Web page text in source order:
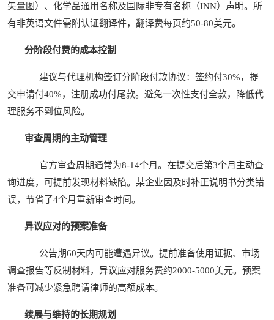
矢量图）、化学品通用名称及国际非专有名称（INN）声明。所
有非英语文件需附认证翻译件，翻译费每页约50-80美元。
分阶段付费的成本控制
建议与代理机构签订分阶段付款协议：签约付30%，提
交申请付40%，注册成功付尾款。避免一次性支付全款，降低代
理服务不到位风险。
审查周期的主动管理
官方审查周期通常为8-14个月。在提交后第3个月主动查
询进度，可提前发现材料缺陷。某企业因及时补正说明书分类错
误，节省了4个月重新审查时间。
异议应对的预案准备
公告期60天内可能遭遇异议。提前准备使用证据、市场
调查报告等反制材料，异议应对服务费约2000-5000美元。预案
准备可减少紧急聘请律师的高额成本。
续展与维持的长期规划